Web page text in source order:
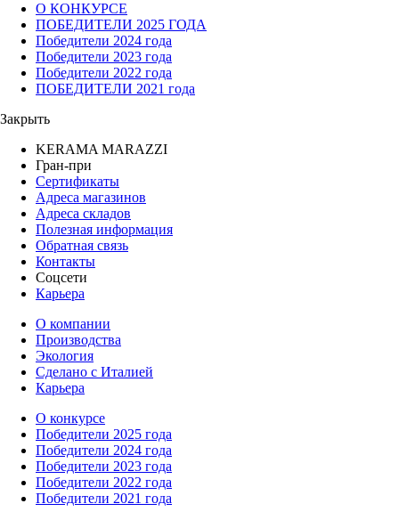
О КОНКУРСЕ
ПОБЕДИТЕЛИ 2025 ГОДА
Победители 2024 года
Победители 2023 года
Победители 2022 года
ПОБЕДИТЕЛИ 2021 года
Закрыть
KERAMA MARAZZI
Гран-при
Сертификаты
Адреса магазинов
Адреса складов
Полезная информация
Обратная связь
Контакты
Соцсети
Карьера
О компании
Производства
Экология
Сделано с Италией
Карьера
О конкурсе
Победители 2025 года
Победители 2024 года
Победители 2023 года
Победители 2022 года
Победители 2021 года